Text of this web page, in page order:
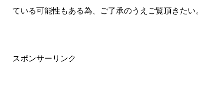
ている可能性もある為、ご了承のうえご覧頂きたい。
スポンサーリンク